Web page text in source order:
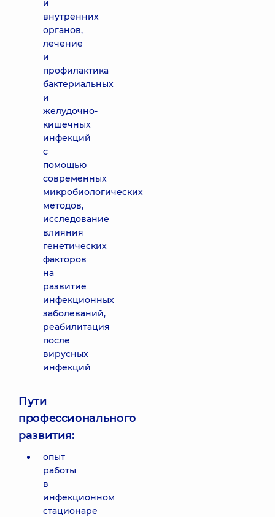
и
внутренних
органов,
лечение
и
профилактика
бактериальных
и
желудочно-
кишечных
инфекций
с
помощью
современных
микробиологических
методов,
исследование
влияния
генетических
факторов
на
развитие
инфекционных
заболеваний,
реабилитация
после
вирусных
инфекций
Пути
профессионального
развития:
опыт
работы
в
инфекционном
стационаре